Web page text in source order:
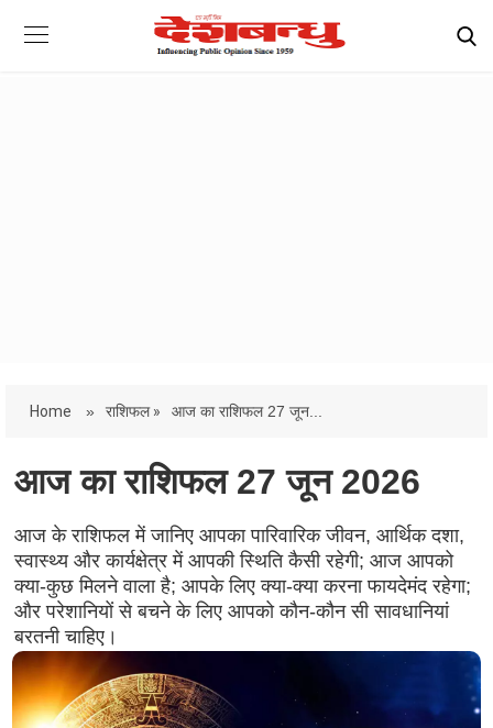
Home » राशिफल » आज का राशिफल 27 जून...
आज का राशिफल 27 जून 2026
आज के राशिफल में जानिए आपका पारिवारिक जीवन, आर्थिक दशा,
स्वास्थ्य और कार्यक्षेत्र में आपकी स्थिति कैसी रहेगी; आज आपको
क्या-कुछ मिलने वाला है; आपके लिए क्या-क्या करना फायदेमंद रहेगा;
और परेशानियों से बचने के लिए आपको कौन-कौन सी सावधानियां
बरतनी चाहिए।